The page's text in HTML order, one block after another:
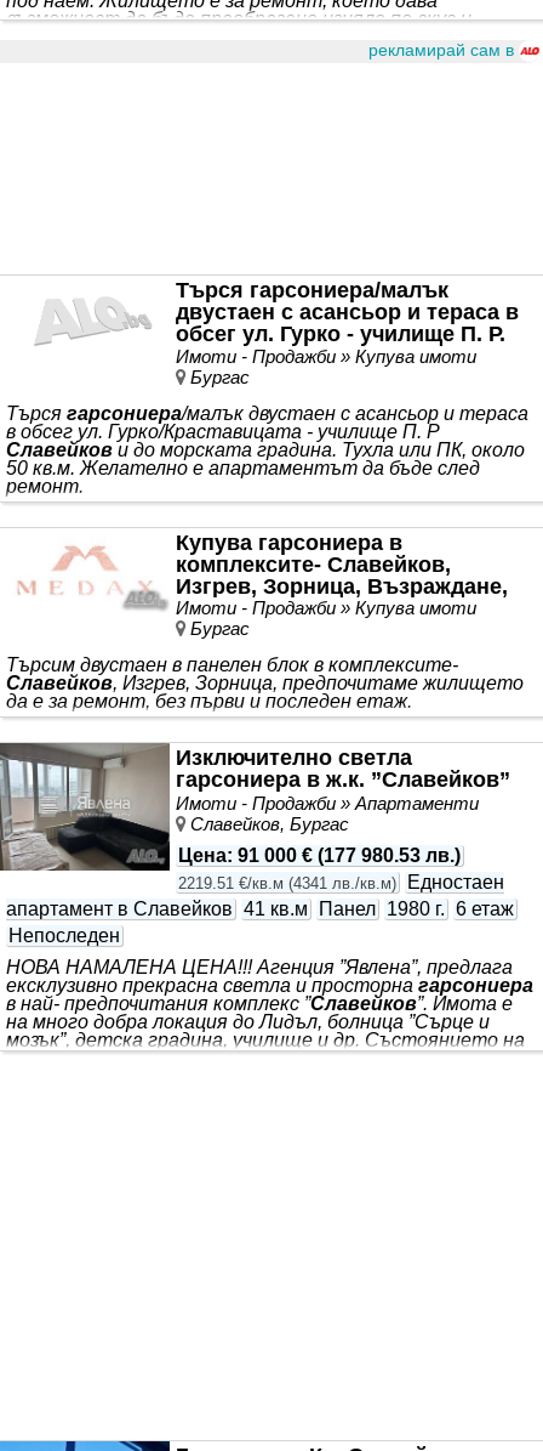
възможност да бъде преобразено изцяло по вкус и
непосредствена близост до парк, детска градина,
рекламирай сам в
Търся гарсониера/малък
двустаен с асансьор и тераса в
обсег ул. Гурко - училище П. Р.
Славейков
Имоти - Продажби » Купува имоти
Бургас
Търся гарсониера/малък двустаен с асансьор и тераса
в обсег ул. Гурко/Краставицата - училище П. Р
Славейков и до морската градина. Тухла или ПК, около
50 кв.м. Желателно е апартаментът да бъде след
ремонт.
Купува гарсониера в
комплексите- Славейков,
Изгрев, Зорница, Възраждане,
Бр. Миладинови, М. рудник
Имоти - Продажби » Купува имоти
Бургас
Търсим двустаен в панелен блок в комплексите-
Славейков, Изгрев, Зорница, предпочитаме жилището
да е за ремонт, без първи и последен етаж.
Изключително светла
гарсониера в ж.к. ”Славейков”
Имоти - Продажби » Апартаменти
Славейков, Бургас
Цена: 91 000 € (177 980.53 лв.)
2219.51 €/кв.м (4341 лв./кв.м)
Едностаен
апартамент в Славейков 41 кв.м Панел 1980 г. 6 етаж
Непоследен
НОВА НАМАЛЕНА ЦЕНА!!! Агенция ”Явлена”, предлага
ексклузивно прекрасна светла и просторна гарсониера
в най- предпочитания комплекс ”Славейков”. Имота е
на много добра локация до Лидъл, болница ”Сърце и
мозък”, детска градина, училище и др. Състоянието на
апартамента е с частични подобрения / шпакловани и